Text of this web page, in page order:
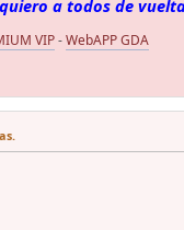
a todos de
VIP-WebAPP GDA